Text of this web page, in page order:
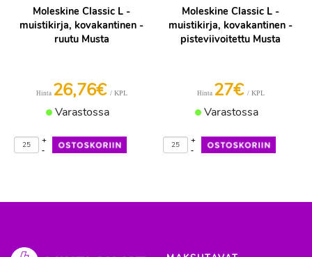
Moleskine Classic L -
muistikirja, kovakantinen -
ruutu Musta
Hinta 26,76€ / KPL
Varastossa
-
+
Moleskine Classic L -
muistikirja, kovakantinen -
pisteviivoitettu Musta
Hinta 27€ / KPL
Varastossa
-
+